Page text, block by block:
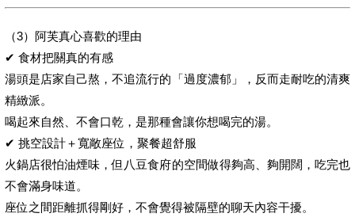
（3）阿芙真心喜歡的理由
✔ 食材把關真的有感
湯頭是店家自己熬，不追流行的「過度濃郁」，反而走耐吃的清爽
精緻派。
喝起來自然、不會口乾，是那種會讓你想喝完的湯。
✔ 挑空設計＋寬敞座位，聚餐超舒服
火鍋店很怕油煙味，但八豆食府的空間做得夠高、夠開闊，吃完也
不會滿身味道。
座位之間距離抓得剛好，不會覺得被隔壁的聊天內容干擾。